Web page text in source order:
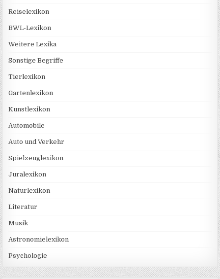
Reiselexikon
BWL-Lexikon
Weitere Lexika
Sonstige Begriffe
Tierlexikon
Gartenlexikon
Kunstlexikon
Automobile
Auto und Verkehr
Spielzeuglexikon
Juralexikon
Naturlexikon
Literatur
Musik
Astronomielexikon
Psychologie